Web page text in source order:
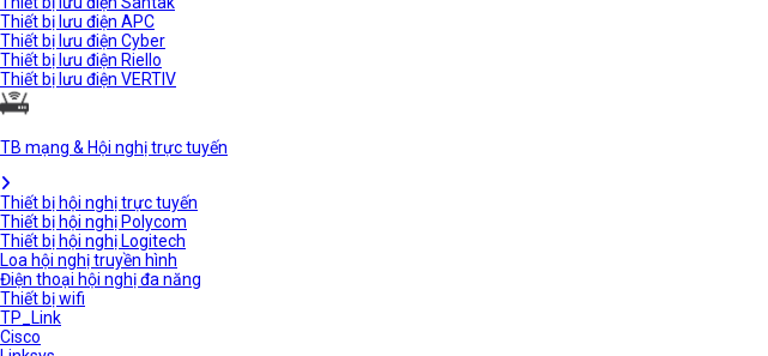
Thiết bị lưu điện APC
Thiết bị lưu điện Cyber
Thiết bị lưu điện Riello
Thiết bị lưu điện VERTIV
TB mạng & Hội nghị trực tuyến
Thiết bị hội nghị trực tuyến
Thiết bị hội nghị Polycom
Thiết bị hội nghị Logitech
Loa hội nghị truyền hình
Điện thoại hội nghị đa năng
Thiết bị wifi
TP_Link
Cisco